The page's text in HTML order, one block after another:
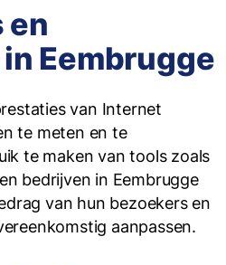
en
Eembrugge
van Internet
te meten en te
te maken van tools zoals
bedrijven in Eembrugge
van hun bezoekers en
aanpassen.